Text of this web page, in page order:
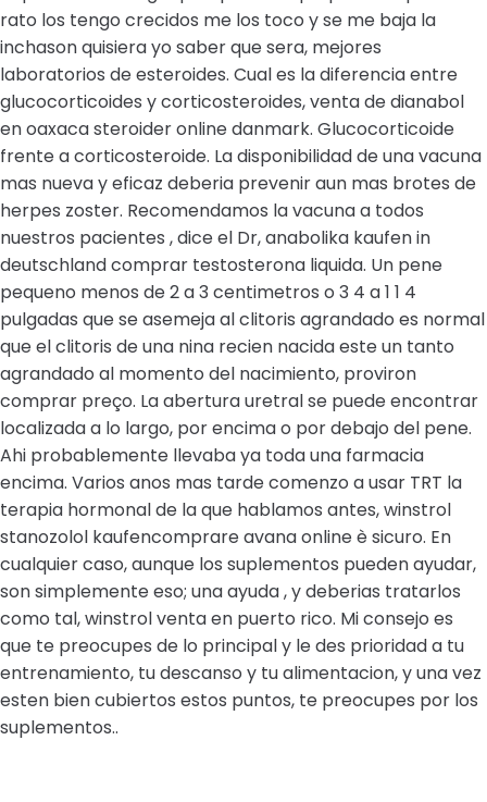
rato los tengo crecidos me los toco y se me baja la
inchason quisiera yo saber que sera, mejores
laboratorios de esteroides. Cual es la diferencia entre
glucocorticoides y corticosteroides, venta de dianabol
en oaxaca steroider online danmark. Glucocorticoide
frente a corticosteroide. La disponibilidad de una vacuna
mas nueva y eficaz deberia prevenir aun mas brotes de
herpes zoster. Recomendamos la vacuna a todos
nuestros pacientes , dice el Dr, anabolika kaufen in
deutschland comprar testosterona liquida. Un pene
pequeno menos de 2 a 3 centimetros o 3 4 a 1 1 4
pulgadas que se asemeja al clitoris agrandado es normal
que el clitoris de una nina recien nacida este un tanto
agrandado al momento del nacimiento, proviron
comprar preço. La abertura uretral se puede encontrar
localizada a lo largo, por encima o por debajo del pene.
Ahi probablemente llevaba ya toda una farmacia
encima. Varios anos mas tarde comenzo a usar TRT la
terapia hormonal de la que hablamos antes, winstrol
stanozolol kaufencomprare avana online è sicuro. En
cualquier caso, aunque los suplementos pueden ayudar,
son simplemente eso; una ayuda , y deberias tratarlos
como tal, winstrol venta en puerto rico. Mi consejo es
que te preocupes de lo principal y le des prioridad a tu
entrenamiento, tu descanso y tu alimentacion, y una vez
esten bien cubiertos estos puntos, te preocupes por los
suplementos..